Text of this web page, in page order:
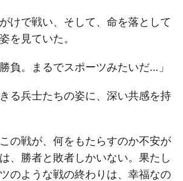
けで戦い、そして、命を落として
を見ていた。
負。まるでスポーツみたいだ…」
る兵士たちの姿に、深い共感を持
の戦が、何をもたらすのか不安が
、勝者と敗者しかいない。果たし
のような戦の終わりは、幸福なの